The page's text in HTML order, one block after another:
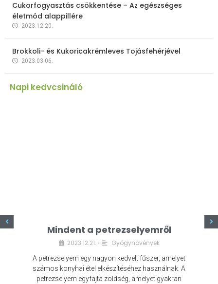
Cukorfogyasztás csökkentése – Az egészséges
életmód alappillére
2023.12.20.
Brokkoli- és Kukoricakrémleves Tojásfehérjével
2023.03.06.
Napi kedvcsináló
Mindent a petrezselyemről
2023.12.21. • Gyógynövények
A petrezselyem egy nagyon kedvelt fűszer, amelyet
számos konyhai étel elkészítéséhez használnak. A
petrezselyem egyfajta zöldség, amelyet gyakran